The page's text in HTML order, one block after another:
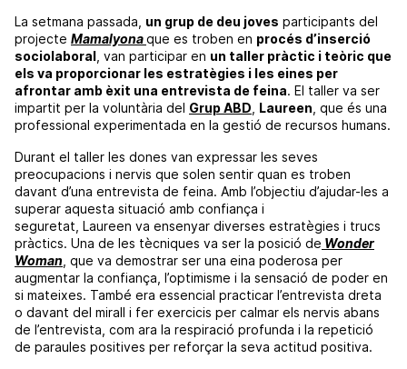
La setmana passada, un grup de deu joves participants del
projecte Mamalyonaque es troben en procés d’inserció
sociolaboral , van participar en un taller pràctic i teòric que
els va proporcionar les estratègies i les eines per
afrontar amb èxit una entrevista de feina. El taller va ser
impartit per la voluntària del GrupABD Laureen , que és una
professional experimentada en la gestió de recursos humans.
Durant el taller les dones van expressar les seves
preocupacions i nervis que solen sentir quan es troben
davant d’una entrevista de feina. Amb l’objectiu d’ajudar-les a
superar aquesta situació amb confiança i
seguretat, Laureen va ensenyar diverses estratègies i trucs
pràctics. Una de les tècniques va ser la posició de Wonder
Woman , que va demostrar ser una eina poderosa per
augmentar la confiança, l’optimisme i la sensació de poder en
si mateixes. També era essencial practicar l’entrevista dreta
o davant del mirall i fer exercicis per calmar els nervis abans
de l’entrevista, com ara la respiració profunda i la repetició
de paraules positives per reforçar la seva actitud positiva.